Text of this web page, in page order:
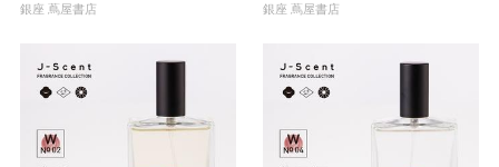
銀座 蔦屋書店 銀座 蔦屋書店